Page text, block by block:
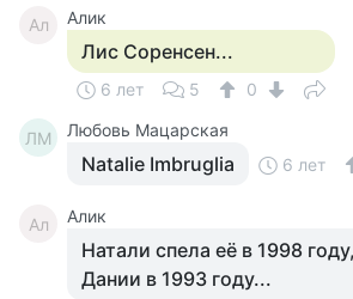
Ал Алик
Лис Соренсен...
6 лет 5 0
ЛМ Любовь Мацарская
Natalie Imbruglia 6 лет
Ал Алик
Натали спела её в 1998
Дании в 1993 году...